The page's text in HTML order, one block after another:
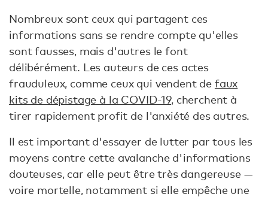
Nombreux sont ceux qui partagent ces
informations sans se rendre compte qu'elles
sont fausses, mais d'autres le font
délibérément. Les auteurs de ces actes
frauduleux, comme ceux qui vendent de faux
kits de dépistage à la COVID-19, cherchent à
tirer rapidement profit de l'anxiété des autres.
Il est important d'essayer de lutter par tous les
moyens contre cette avalanche d'informations
douteuses, car elle peut être très dangereuse —
voire mortelle, notamment si elle empêche une